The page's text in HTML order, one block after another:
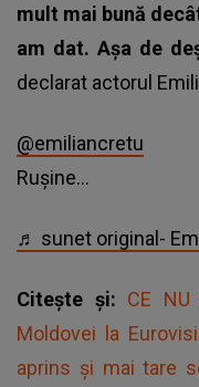
mult mai bună
am dat. Așa de
declarat actorul
@emiliancretu
Rușine…
♬ sunet original-
Citește și: CE
Moldovei la
aprins și mai tare